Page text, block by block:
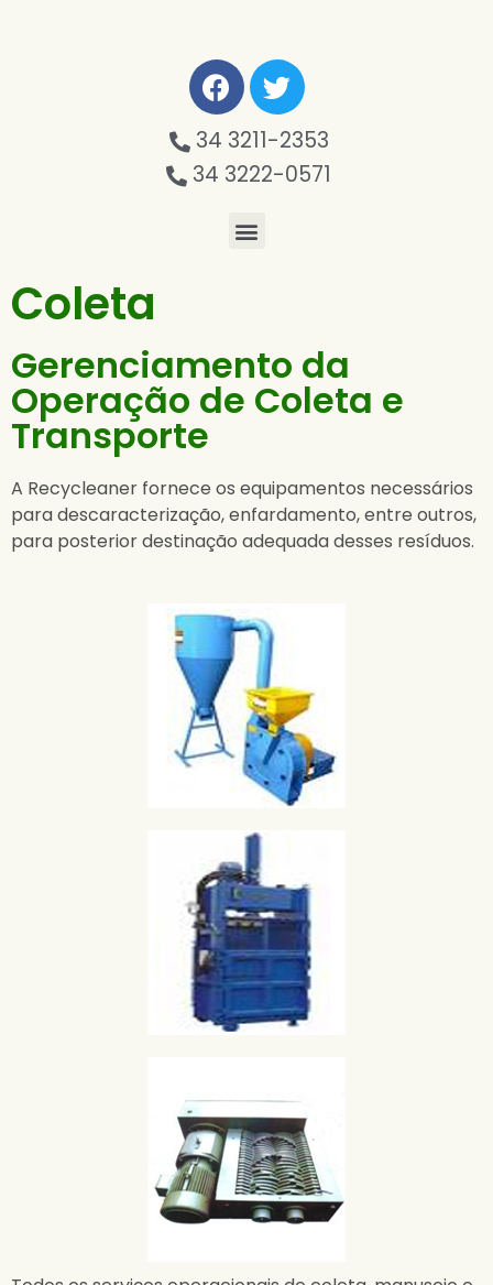
34 3211-2353
34 3222-0571
Coleta
Gerenciamento da
Operação de Coleta e
Transporte
A Recycleaner fornece os equipamentos necessários
para descaracterização, enfardamento, entre outros,
para posterior destinação adequada desses resíduos.